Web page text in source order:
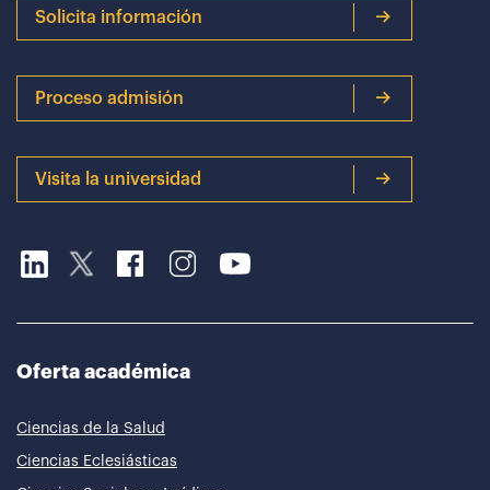
Solicita información
Proceso admisión
Visita la universidad
Oferta académica
Ciencias de la Salud
Ciencias Eclesiásticas